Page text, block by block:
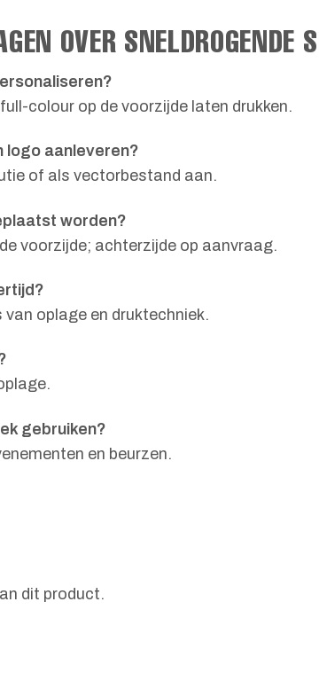
OVER SNELDROGENDE
colour op de voorzijde laten drukken.
logo aanleveren?
of als vectorbestand aan.
worden?
voorzijde; achterzijde op aanvraag.
oplage en druktechniek.
gebruiken?
en beurzen.
dit product.